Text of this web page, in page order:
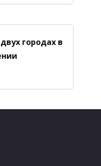
городах в